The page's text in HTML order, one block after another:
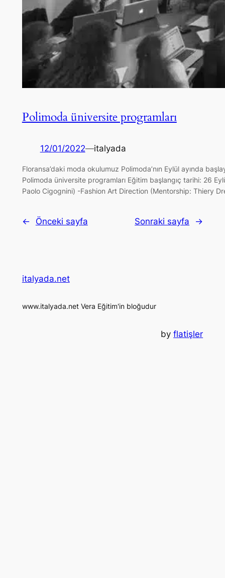
Polimoda üniversite programları
12/01/2022—italyada
Floransa’daki moda okulumuz Polimoda’nın Eylül ayında
Polimoda üniversite programları Eğitim başlangıç tarihi: 26
Paolo Cigognini) -Fashion Art Direction (Mentorship: Thiery
← Önceki sayfa Sonraki sayfa →
italyada.net
www.italyada.net Vera Eğitim'in bloğudur
byflatişler